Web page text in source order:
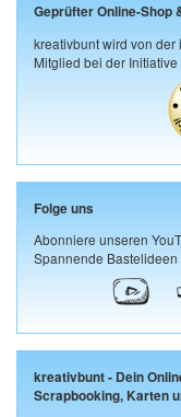
Geprüfter Online-Shop
kreativbunt wird von
Mitglied bei der
Folge uns
Abonniere unseren
Spannende
kreativbunt - Dein
Scrapbooking, Karten